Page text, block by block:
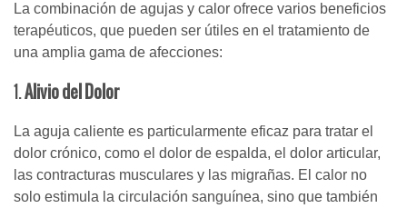
La combinación de agujas y calor ofrece varios beneficios
terapéuticos, que pueden ser útiles en el tratamiento de
una amplia gama de afecciones:
1.Alivio del Dolor
La aguja caliente es particularmente eficaz para tratar el
dolor crónico, como el dolor de espalda, el dolor articular,
las contracturas musculares y las migrañas. El calor no
solo estimula la circulación sanguínea, sino que también